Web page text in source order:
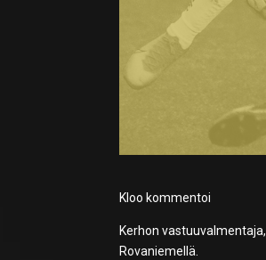
Kloo kommentoi
Kerhon vastuuvalmentaja,
Rovaniemellä.